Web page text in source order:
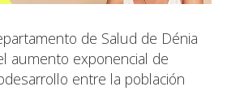
de Salud de Dénia
aumento exponencial de
entre la población